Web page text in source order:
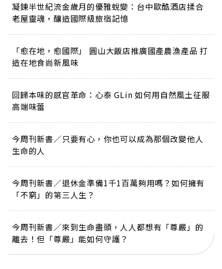
凝鍊半世紀流金歲月的優雅蛻變：台中歐酷酒店揉合
老屋靈魂，釀造國際級旅宿記憶
「愈在地，愈國際」 圓山大飯店推廣國產農漁產品 打
造在地食尚新風味
回歸本味的感官革命：心泰 GLin 如何用自然風土征服
高端味蕾
今周刊新書／只要有心，你也可以成為那個改變他人
生命的人
今周刊新書／退休金準備1千1百萬夠用嗎？如何擁有
「不窮」的第三人生？
今周刊新書／來到生命盡頭，人人都想有「尊嚴」的
離去！但「尊嚴」能如何守護？